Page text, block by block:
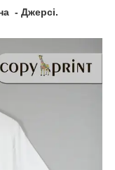
- Джерсі.